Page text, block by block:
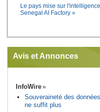
Le pays mise sur
Senegal AI Factory »
Avis et Annonces
InfoWire
Souveraineté des
ne suffit plus